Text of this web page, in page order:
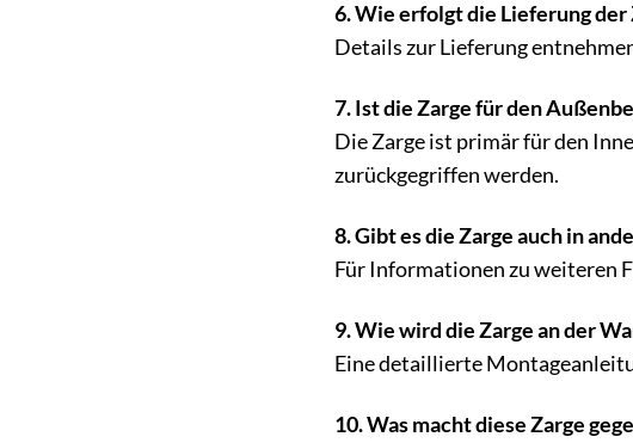
6. Wie erfolgt die Lieferung der
Details zur Lieferung
7. Ist die Zarge für den
Die Zarge ist primär für den
zurückgegriffen werden.
8. Gibt es die Zarge auch in
Für Informationen zu weiteren
9. Wie wird die Zarge an der
Eine detaillierte
10. Was macht diese Zarge